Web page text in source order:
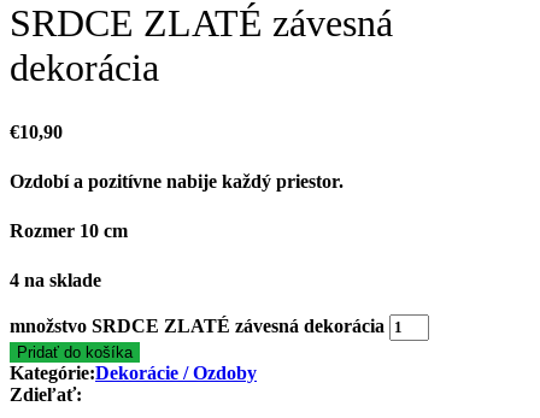
SRDCE ZLATÉ závesná
dekorácia
€10,90
Ozdobí a pozitívne nabije každý priestor.
Rozmer 10 cm
4 na sklade
množstvo SRDCE ZLATÉ závesná dekorácia
Pridať do košíka
Kategórie:Dekorácie / Ozdoby
Zdieľať: